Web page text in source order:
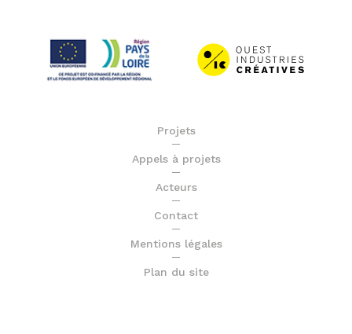
Projets
Appels à projets
Acteurs
Contact
Mentions légales
Plan du site